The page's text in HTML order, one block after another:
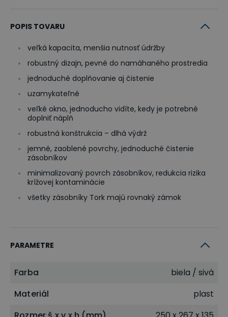
POPIS TOVARU
veľká kapacita, menšia nutnosť údržby
robustný dizajn, pevné do namáhaného prostredia
jednoduché doplňovanie aj čistenie
uzamykateľné
veľké okno, jednoducho vidíte, kedy je potrebné
doplniť náplň
robustná konštrukcia – dlhá výdrž
jemné, zaoblené povrchy, jednoduché čistenie
zásobníkov
minimalizovaný povrch zásobníkov, redukcia rizika
krížovej kontaminácie
všetky zásobníky Tork majú rovnaký zámok
PARAMETRE
Farba
biela / sivá
Materiál
plast